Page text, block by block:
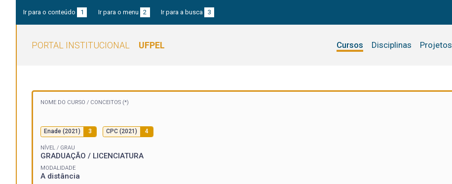
Ir para o conteúdo 1 Ir para o menu 2 Ir para a busca 3
PORTAL INSTITUCIONAL UFPEL Cursos Disciplinas Projetos
NOME DO CURSO / CONCEITOS (*)
Enade (2021) 3 CPC (2021) 4
NÍVEL / GRAU
GRADUAÇÃO / LICENCIATURA
MODALIDADE
A distância